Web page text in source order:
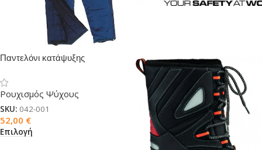
Παντελόνι κατάψυξης
Ρουχισμός Ψύχους
SKU: 042-001
52,00 €
Επιλογή